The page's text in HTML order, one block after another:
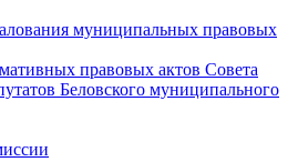
муниципальных правовых
правовых актов Совета
Беловского муниципального